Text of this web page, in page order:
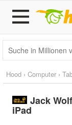
Hood › Computer ›
Jack
iPad